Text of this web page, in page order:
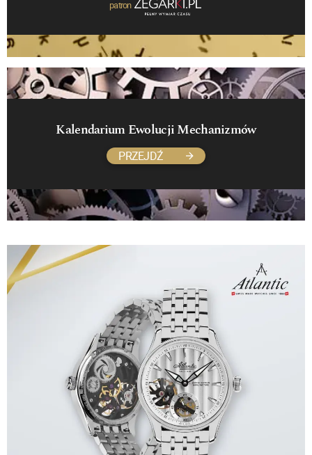
patron
Kalendarium Ewolucji Mechanizmów
PRZEJDŹ